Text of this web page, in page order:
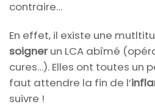
contraire…
En effet, il existe une
soignerun LCA abîmé
cures…). Elles ont toutes un
faut attendre la fin de l’
suivre !